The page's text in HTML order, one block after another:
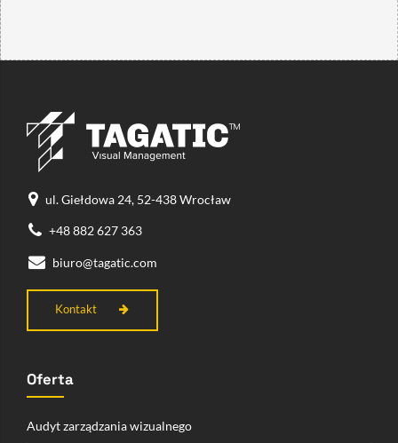
ul. Giełdowa 24, 52-438 Wrocław
+48 882 627 363
biuro@tagatic.com
Kontakt
Oferta
Audyt zarządzania wizualnego